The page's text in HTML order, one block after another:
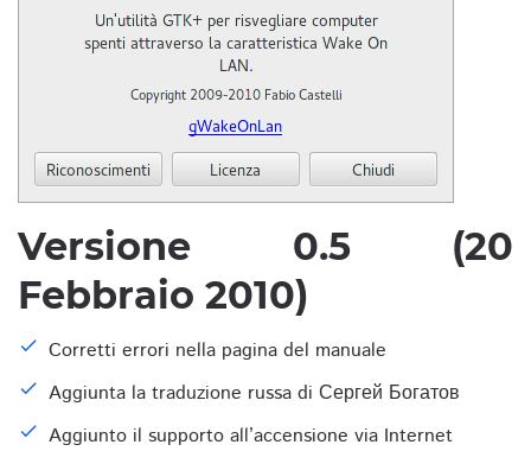
Versione 0.5 (20
Febbraio 2010)
Corretti errori nella pagina del manuale
Aggiunta la traduzione russa di Сергей Богатов
Aggiunto il supporto all’accensione via Internet